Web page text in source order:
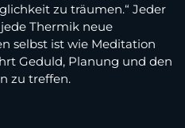
zu träumen.“ Jeder
Thermik neue
selbst ist wie Meditation
Geduld, Planung und den
zu treffen.